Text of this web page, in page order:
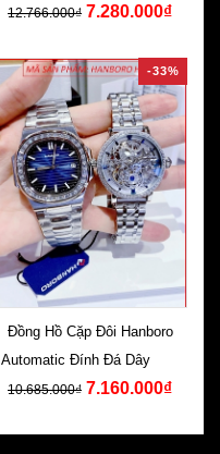
Su Đen
12.766.000₫ 7.280.000₫
-33%
Đồng Hồ Cặp Đôi Hanboro
Automatic Đính Đá Dây Kim
Loại
10.685.000₫ 7.160.000₫